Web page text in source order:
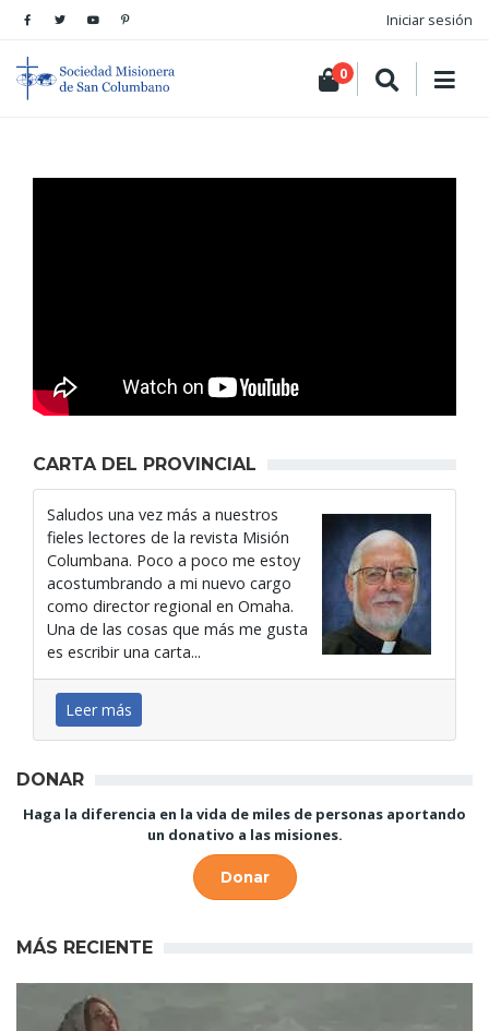
Iniciar sesión
0
CARTA DEL PROVINCIAL
Saludos una vez más a nuestros
fieles lectores de la revista Misión
Columbana. Poco a poco me estoy
acostumbrando a mi nuevo cargo
como director regional en Omaha.
Una de las cosas que más me gusta
es escribir una carta...
Leer más
DONAR
Haga la diferencia en la vida de miles de personas aportando
un donativo a las misiones.
Donar
MÁS RECIENTE